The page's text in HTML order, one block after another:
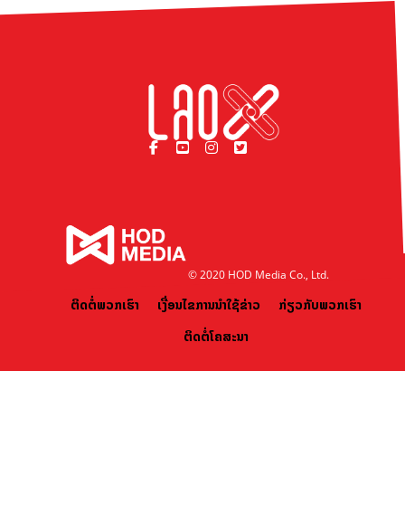
© 2020 HOD Media Co., Ltd.
ຕິດຕໍ່ພວກເຮົາ ເງື່ອນໄຂການນຳໃຊ້ຂ່າວ
ກ່ຽວກັບພວກເຮົາ
ຕິດຕໍ່ໂຄສະນາ